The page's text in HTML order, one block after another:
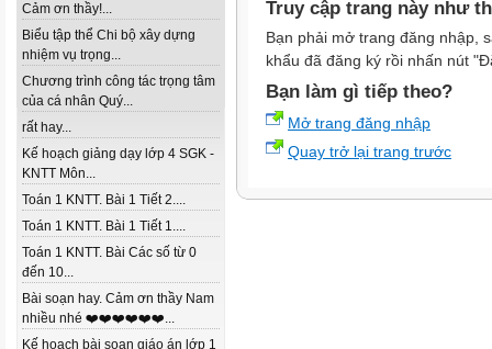
Cảm ơn thầy!...
Biểu tập thể Chi bộ xây dựng
nhiệm vụ trọng...
Chương trình công tác trọng tâm
của cá nhân Quý...
rất hay...
Kế hoạch giảng dạy lớp 4 SGK -
KNTT Môn...
Toán 1 KNTT. Bài 1 Tiết 2....
Toán 1 KNTT. Bài 1 Tiết 1....
Toán 1 KNTT. Bài Các số từ 0
đến 10...
Bài soạn hay. Cảm ơn thầy Nam
nhiều nhé ❤️❤️❤️❤️❤️❤️...
Kế hoạch bài soạn giáo án lớp 1
Truy cập trang này như
Bạn phải mở trang đăng nhập,
khẩu đã đăng ký rồi nhấn nút
Bạn làm gì tiếp theo?
Mở trang đăng nhập
Quay trở lại trang trước